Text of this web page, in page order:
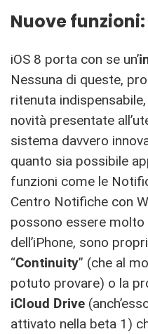
Nuove
iOS 8 porta con se un’
Nessuna di queste,
ritenuta
novità presentate
sistema davvero
quanto sia possibile
funzioni come le
Centro Notifiche con
possono essere molto
dell’iPhone, sono
“Continuity” (che al
potuto provare) o la
iCloud Drive
attivato nella beta 1)